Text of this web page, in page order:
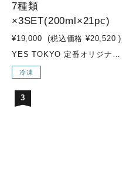
7種類
×3SET(200ml×21pc)
¥19,000 (税込価格 ¥20,520 )
YES TOKYO 定番オリジナルコールドプレスジュースに加え、季節限定メニューの『Attractive woman』『Brand New Day』を加えた【期間限定 7種類×3SET】【YES TOKYO オリジナルコールドプレスジュースとは...？】水・着色料・保存料などの添加物を一切使用せず、野菜・果物のみをコールドプレス製法でお搾りしたオリジナルジュースを、ご自宅でも気軽にお召し上がり頂けるように、冷凍してお届けします。【コールドプレス製法とは...？】コールドプレスとは熱を加えずに抽出する低音圧搾製法のことです。 そして、不溶性の食物繊維は除かれる為、胃腸への負担が少なく、吸収率も高まり栄養補給に優れています。様々なお野菜やフルーツを一度に効率よく摂取でき、お野菜不足の方はもちろん、お食事の代わりに置き換えるジュースクレンズ用として、お子様用ジュースとしてもオススメです。普段のお食事ではなかなか摂取しにくい栄養素も、YES TOKYOオリジナルコールドプレスジュースで取り入れ、食生活の見直しや健康や美容のサポートに繋げていきましょう！ こんな方にオススメ！・野菜不足の方・腸内環境改善・2DAYSクレンズを行いたい方 素材・成分■Brand New Day(SEASONAL)・リンゴ/パイナップル/小松菜/レモン/チャコール(竹炭)■Attractive woman(SEASONAL)・リンゴ/紫キャベツ/キャベツ/レモン■ZESTY・リンゴ/パイナップル/ショウガ■SUNRISE GLOW・ニンジン/パイナップル/ショウガ/グレープフルーツ■LUSH LIFE・小松菜/リンゴ/レモン■SUBLIME GREEN・ケール/パイナップル/オレンジ/キュウリ/レモン■LIQUID BEET・ビーツ/リンゴ/ショウガ/レモン内容量・オリジナルコールドプレスジュース：200ml×21pc※各種3pcずつ
冷凍
3